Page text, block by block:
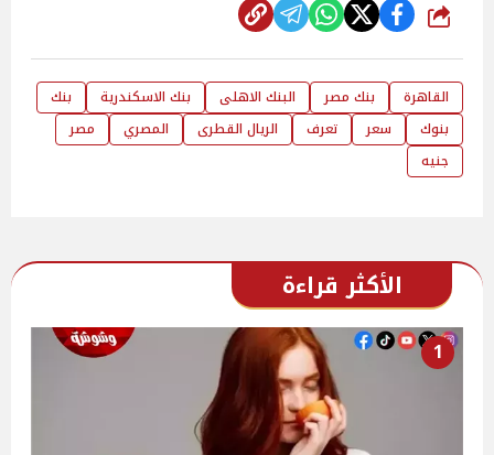
شارك
القاهرة بنك مصر البنك الاهلى بنك الاسكندرية
بنك
بنوك
سعر تعرف الريال القطرى المصري
مصر
جنيه
الأكثر قراءة
1